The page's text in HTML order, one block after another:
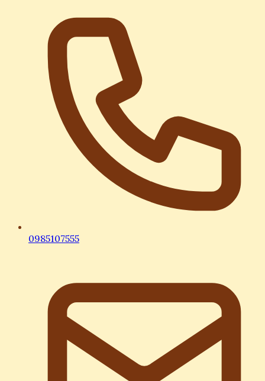
0985107555